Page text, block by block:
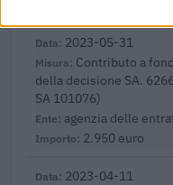
2023-05-31
Contributo a
della decisione SA.
SA 101076)
agenzia delle
2.950 euro
2023-04-11